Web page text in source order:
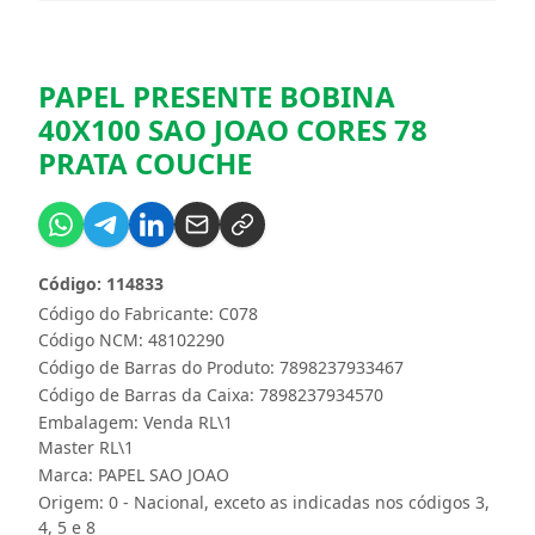
PAPEL PRESENTE BOBINA
40X100 SAO JOAO CORES 78
PRATA COUCHE
Código do Fabricante: C078
Código: 114833
Código NCM: 48102290
Código de Barras do Produto: 7898237933467
Código de Barras da Caixa: 7898237934570
Embalagem: Venda RL\1
Master RL\1
Marca: PAPEL SAO JOAO
Origem: 0 - Nacional, exceto as indicadas nos códigos 3,
4, 5 e 8